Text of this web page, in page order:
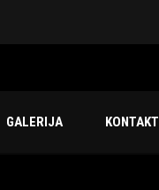
GALERIJA KONTAKT